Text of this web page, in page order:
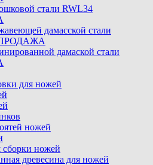
стали RWL34
дамасской стали
дамаской стали
для ножей
ножей
ножей
древесина для ножей